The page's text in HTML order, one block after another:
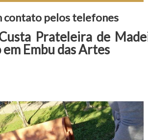
contato pelos telefones
Prateleira de
Embu das Artes